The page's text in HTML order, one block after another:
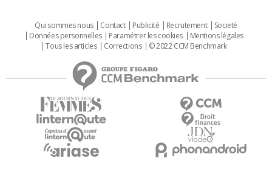
Qui sommes nous Contact Publicité Recrutement
Societé
Données personnelles
Paramétrer les cookies
Mentions légales
Tous les articles
Corrections © 2022 CCM Benchmark